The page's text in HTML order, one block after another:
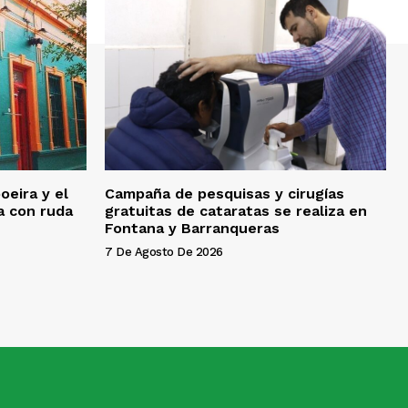
y el
con ruda
Campaña de pesquisas y cirugías
gratuitas de cataratas se realiza en
Fontana y Barranqueras
7 De Agosto De 2026